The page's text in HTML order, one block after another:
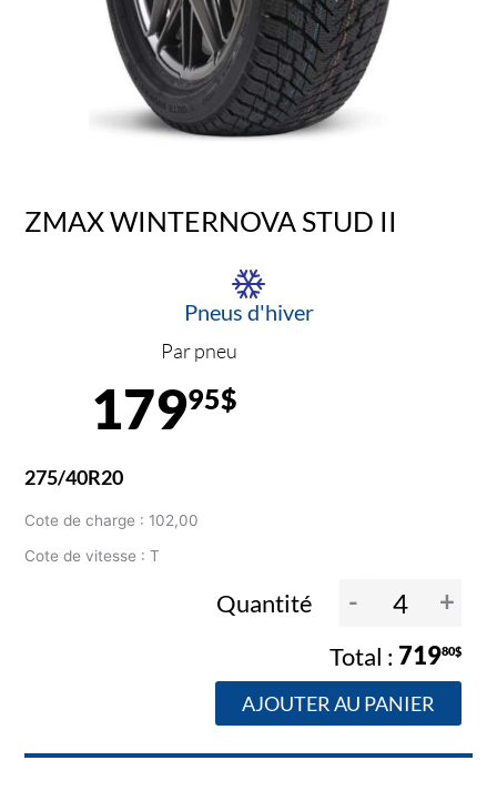
ZMAX WINTERNOVA STUD II
Pneus d'hiver
Par pneu
17995$
275/40R20
Cote de charge : 102,00
Cote de vitesse : T
Quantité - +
71980$
AJOUTER AU PANIER